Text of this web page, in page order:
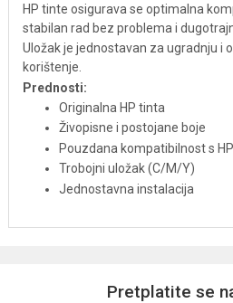
HP tinte osigurava se optimalna
stabilan rad bez problema i
Uložak je jednostavan za ugradnju i
korištenje.
Prednosti:
Originalna HP tinta
Živopisne i postojane boje
Pouzdana kompatibilnost s
Trobojni uložak (C/M/Y)
Jednostavna instalacija
Pretplatite se